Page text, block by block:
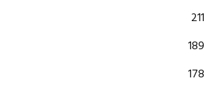
211
189
178